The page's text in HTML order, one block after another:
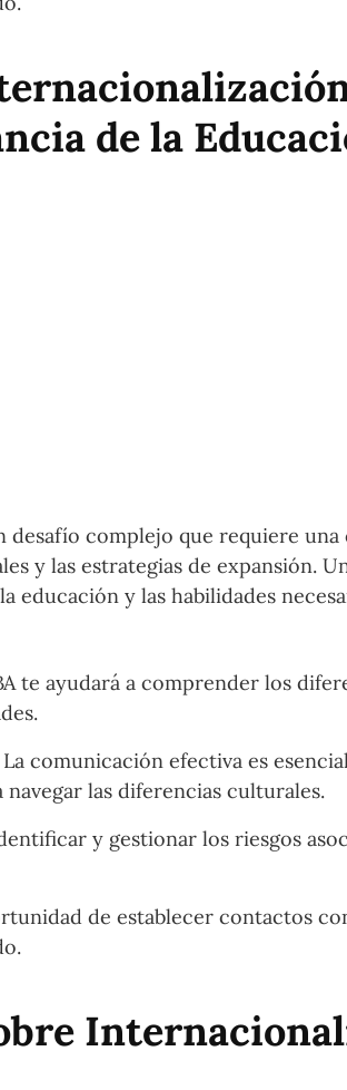
de la
complejo que requiere
y las estrategias de expansión.
y las habilidades
te ayudará a comprender los
La comunicación efectiva es
las diferencias culturales.
y gestionar los riesgos
de establecer contactos